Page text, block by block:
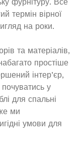
термін вірної
на роки.
та матеріалів,
простіше
інтер’єр,
у
для спальні
ми
умови для